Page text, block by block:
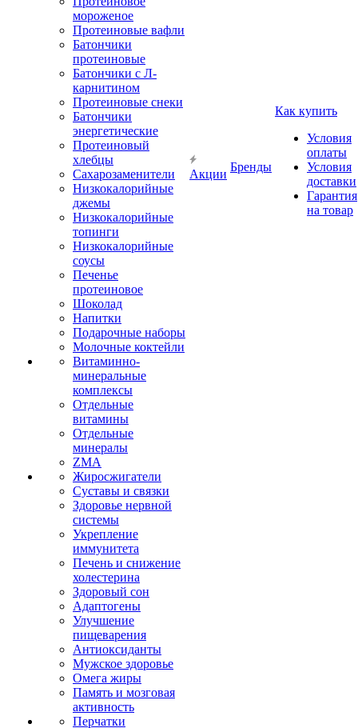
мороженое
Протеиновые вафли
Батончики
протеиновые
Батончики с Л-
карнитином
Протеиновые снеки
Батончики
энергетические
Протеиновый
хлебцы
Сахарозаменители
Низкокалорийные
джемы
Низкокалорийные
топинги
Низкокалорийные
соусы
Печенье
протеиновое
Шоколад
Напитки
Подарочные наборы
Молочные коктейли
Витаминно-
минеральные
комплексы
Отдельные
витамины
Отдельные
минералы
ZMA
Жиросжигатели
Суставы и связки
Здоровье нервной
системы
Укрепление
иммунитета
Печень и снижение
холестерина
Здоровый сон
Адаптогены
Улучшение
пищеварения
Антиоксиданты
Мужское здоровье
Омега жиры
Память и мозговая
активность
Перчатки
Акции
Бренды
Как купить
Условия
оплаты
Условия
доставки
Гарантия
на товар